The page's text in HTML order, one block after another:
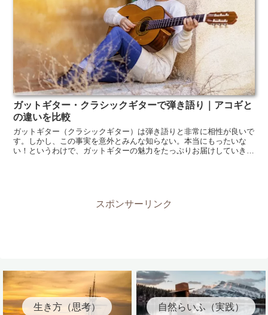
ガットギター・クラシックギターで弾き語り｜アコギと
の違いを比較
ガットギター（クラシックギター）は弾き語りと非常に相性が良いで
す。しかし、この事実を意外とみんな知らない。本当にもったいな
い！というわけで、ガットギターの魅力をたっぷりお届けしていきた
スポンサーリンク